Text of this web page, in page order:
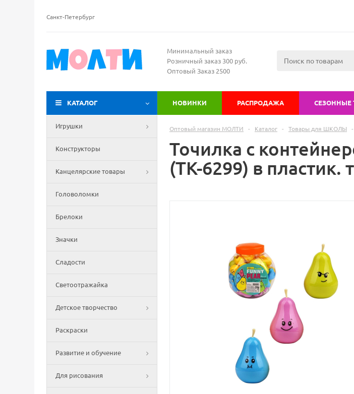
Санкт-Петербург
Минимальный заказ
Розничный заказ 300 руб.
Оптовый Заказ 2500
КАТАЛОГ НОВИНКИ РАСПРОДАЖА СЕЗОННЫЕ
Игрушки
Конструкторы
Канцелярские товары
Головоломки
Брелоки
Значки
Сладости
Светоотражайка
Детское творчество
Раскраски
Развитие и обучение
Для рисования
Оптовый магазин МОЛТИ - Каталог - Товары для ШКОЛЫ -
Точилка с
(ТК-6299) в пластик.